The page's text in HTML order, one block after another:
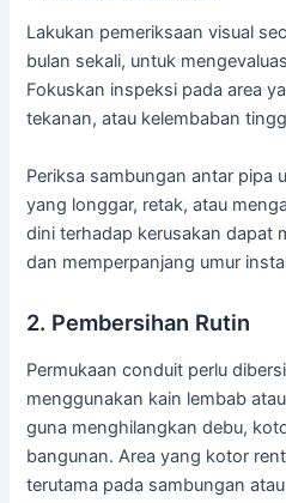
Lakukan pemeriksaan visual
bulan sekali, untuk
Fokuskan inspeksi pada area
tekanan, atau kelembaban
Periksa sambungan antar pipa
yang longgar, retak, atau
dini terhadap kerusakan dapat
dan memperpanjang umur
2. Pembersihan Rutin
Permukaan conduit perlu
menggunakan kain lembab
guna menghilangkan debu,
bangunan. Area yang kotor
terutama pada sambungan